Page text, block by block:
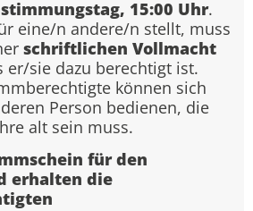
15:00 Uhr.
eine/n andere/n stellt, muss
schriftlichen Vollmacht
er/sie dazu berechtigt ist.
können sich
Person bedienen, die
alt sein muss.
für den
erhalten die